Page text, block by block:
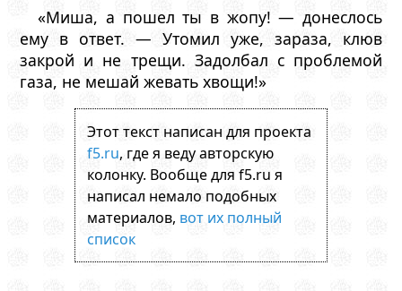
«Миша, а пошел ты в жопу! — донеслось
ему в ответ. — Утомил уже, зараза, клюв
закрой и не трещи. Задолбал с проблемой
газа, не мешай жевать хвощи!»
Этот текст написан для проекта
f5.ru, где я веду авторскую
колонку. Вообще для f5.ru я
написал немало подобных
материалов, вот их полный
список